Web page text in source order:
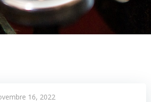
16, 2022